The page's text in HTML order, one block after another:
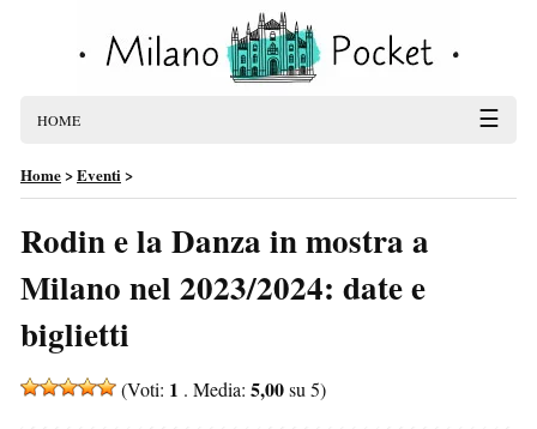
HOME ☰
Home>Eventi>
Rodin e la Danza in mostra a
Milano nel 2023/2024: date e
biglietti
(Voti: 1 . Media: 5,00su 5)